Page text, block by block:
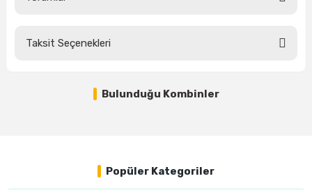
Yorum Yaz
Taksit Seçenekleri
Bulunduğu Kombinler
Popüler Kategoriler